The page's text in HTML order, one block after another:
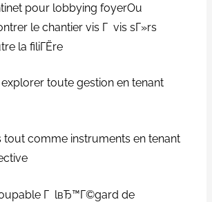
pour lobbying foyerOu
le chantier vis Г vis sГ»rs
la filiГЁre
toute gestion en tenant
tout comme instruments en tenant
Г lвЂ™Г©gard de